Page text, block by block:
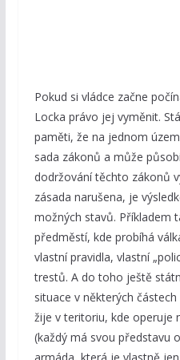
Pokud si vládce začne
Locka právo jej vyměnit.
paměti, že na jednom
sada zákonů a může
dodržování těchto zákonů
zásada narušena, je
možných stavů. Příkladem
předměstí, kde probíhá
vlastní pravidla, vlastní
trestů. A do toho ještě
situace v některých
žije v teritoriu, kde operuje
(každý má svou představu